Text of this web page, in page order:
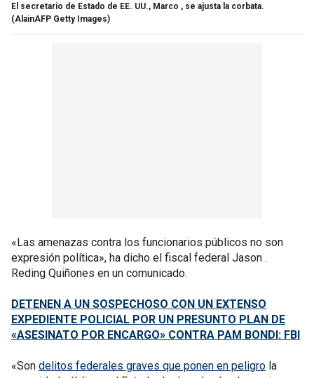
El secretario de Estado de EE. UU., Marco , se ajusta la corbata.
(AlainAFP Getty Images)
«Las amenazas contra los funcionarios públicos no son
expresión política», ha dicho el fiscal federal Jason .
Reding Quiñones en un comunicado.
DETENEN A UN SOSPECHOSO CON UN EXTENSO
EXPEDIENTE POLICIAL POR UN PRESUNTO PLAN DE
«ASESINATO POR ENCARGO» CONTRA PAM BONDI: FBI
«Son delitos federales graves que ponen en peligro la